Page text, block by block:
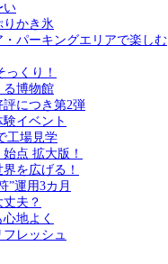
い
りかき氷
パーキングエリアで楽しむ
っくり！
る博物館
につき第2弾
イベント
工場見学
点 拡大版！
を広げる！
”運用3カ月
夫？
地よく
レッシュ